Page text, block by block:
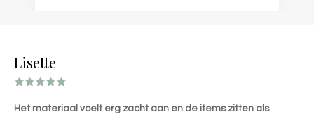
Lisette
Het materiaal voelt erg zacht aan en de items zitten als